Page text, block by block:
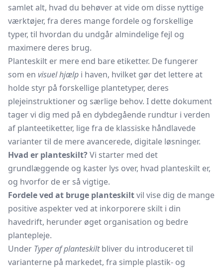
samlet alt, hvad du behøver at vide om disse nyttige
værktøjer, fra deres mange fordele og forskellige
typer, til hvordan du undgår almindelige fejl og
maximere deres brug.
Planteskilt er mere end bare etiketter. De fungerer
som en visuel hjælp i haven, hvilket gør det lettere at
holde styr på forskellige plantetyper, deres
plejeinstruktioner og særlige behov. I dette dokument
tager vi dig med på en dybdegående rundtur i verden
af planteetiketter, lige fra de klassiske håndlavede
varianter til de mere avancerede, digitale løsninger.
Hvad er planteskilt?Vi starter med det
grundlæggende og kaster lys over, hvad planteskilt er,
og hvorfor de er så vigtige.
Fordele ved at bruge planteskiltvil vise dig de mange
positive aspekter ved at inkorporere skilt i din
havedrift, herunder øget organisation og bedre
plantepleje.
Under Typer af planteskiltbliver du introduceret til
varianterne på markedet, fra simple plastik- og